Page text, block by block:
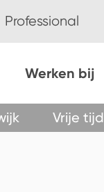
Professional
Werken bij
Vrije tijd